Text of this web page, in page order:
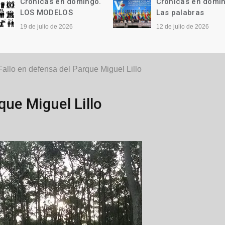
LOS MODELOS
19 de julio de 2026
Las palabras
12 de julio de 2026
en defensa del Parque Miguel Lillo
Miguel Lillo